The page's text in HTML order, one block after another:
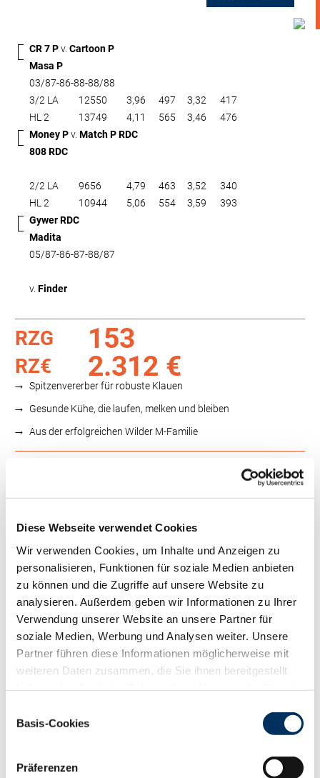
Diese Webseite verwendet Cookies
Wir verwenden Cookies, um Inhalte und Anzeigen zu
personalisieren, Funktionen für soziale Medien anbieten
zu können und die Zugriffe auf unsere Website zu
analysieren. Außerdem geben wir Informationen zu Ihrer
Verwendung unserer Website an unsere Partner für
soziale Medien, Werbung und Analysen weiter. Unsere
Partner führen diese Informationen möglicherweise mit
weiteren Daten zusammen, die Sie ihnen bereitgestellt
Cookies, wenn Sie unsere Webseite weiterhin nutzen.
Basis-Cookies
Präferenzen
CR 7 Pv. Cartoon P
Masa P
03/87-86-88-88/88
3/2 LA
12550 3,96 497 3,32
417
HL 2
13749 4,11 565 3,46
476
Money Pv. Match P RDC
808 RDC
2/2 LA 9656 4,79 463 3,52
340
HL 2
10944 5,06 554 3,59
393
Gywer RDC
Madita
05/87-86-87-88/87
v. Finder
RZG 153
RZ€ 2.312 €
Spitzenvererber für robuste Klauen
Gesunde Kühe, die laufen, melken und bleiben
Aus der erfolgreichen Wilder M-Familie
RZS
RZR
RZKd
103
RZKm
RZÖko
144
Gesundheit
RZGesund
129
RZEuterfit
RZKlaue
134
109
RZRepro
111
RZKälberfit 108